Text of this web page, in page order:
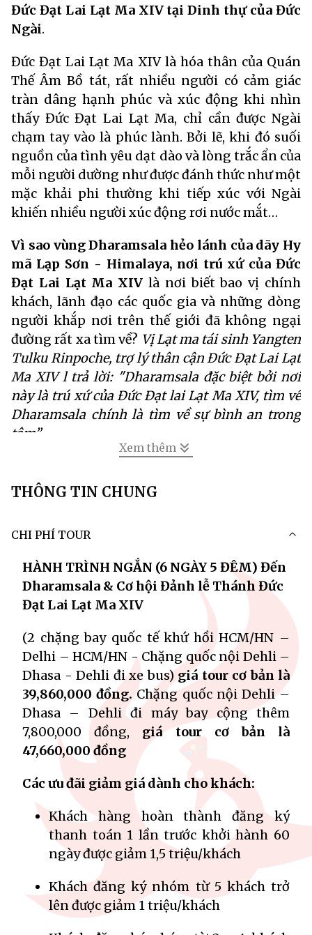
Đức Đạt Lai Lạt Ma XIV tại Dinh thự của Đức
Ngài.
Đức Đạt Lai Lạt Ma XIV là hóa thân của Quán
Thế Âm Bồ tát, rất nhiều người có cảm giác
tràn dâng hạnh phúc và xúc động khi nhìn
thấy Đức Đạt Lai Lạt Ma, chỉ cần được Ngài
chạm tay vào là phúc lành. Bởi lẽ, khi đó suối
nguồn của tình yêu dạt dào và lòng trắc ẩn của
mỗi người dường như được đánh thức như một
mặc khải phi thường khi tiếp xúc với Ngài
khiến nhiều người xúc động rơi nước mắt…
Vì sao vùng Dharamsala hẻo lánh của dãy Hy
mã Lạp Sơn - Himalaya, nơi trú xứ của Đức
Đạt Lai Lạt Ma XIV là nơi biết bao vị chính
khách, lãnh đạo các quốc gia và những dòng
người khắp nơi trên thế giới đã không ngại
đường rất xa tìm về? Vị Lạt ma tái sinh Yangten
Tulku Rinpoche, trợ lý thân cận Đức Đạt Lai Lạt
Ma XIV l trả lời: "Dharamsala đặc biệt bởi nơi
này là trú xứ của Đức Đạt lai Lạt Ma XIV, tìm về
Dharamsala chính là tìm về sự bình an trong
tâm”.
Kamala phối hợp cùng Công ty Du lịch Người
Dharamsala - Trú xứ Thánh Đức Đạt Lai Lạt
Ma XIV.
Xem thêm
THÔNG TIN CHUNG
CHI PHÍ TOUR
HÀNH TRÌNH NGẮN (6 NGÀY 5 ĐÊM) Đến
Dharamsala & Cơ hội Đảnh lễ Thánh Đức
Đạt Lai Lạt Ma XIV
(2 chặng bay quốc tế khứ hồi HCM/HN –
Delhi – HCM/HN - Chặng quốc nội Dehli –
Dhasa - Dehli đi xe bus) giá tour cơ bản là
39,860,000 đồng. Chặng quốc nội Dehli –
Dhasa – Dehli đi máy bay cộng thêm
7,800,000 đồng, giá tour cơ bản là
47,660,000 đồng
Các ưu đãi giảm giá dành cho khách:
Khách hàng hoàn thành đăng ký
thanh toán 1 lần trước khởi hành 60
ngày được giảm 1,5 triệu/khách
Khách đăng ký nhóm từ 5 khách trở
lên được giảm 1 triệu/khách